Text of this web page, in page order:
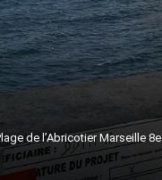
de l’Abricotier Marseille 8e